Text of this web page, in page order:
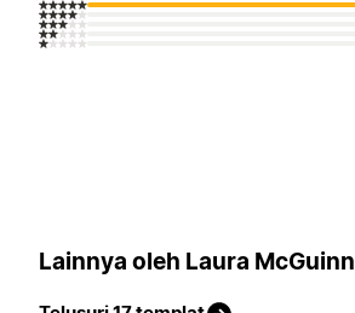
Lainnya oleh Laura McGuinn